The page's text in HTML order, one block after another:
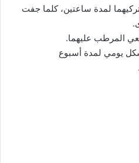
لمدة ساعتين، كلما جفت
المرطب عليهما.
يومي لمدة أسبوع